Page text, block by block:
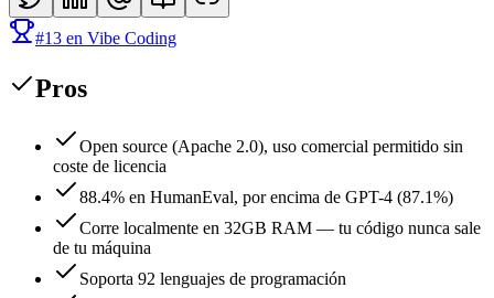
#13 en Vibe Coding
Pros
Open source (Apache 2.0), uso comercial permitido sin
coste de licencia
88.4% en HumanEval, por encima de GPT-4 (87.1%)
Corre localmente en 32GB RAM — tu código nunca sale
de tu máquina
Soporta 92 lenguajes de programación